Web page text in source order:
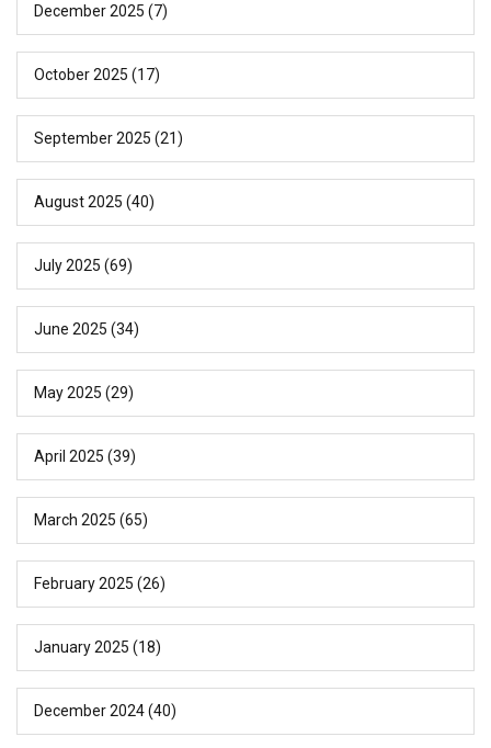
December 2025 (7)
October 2025 (17)
September 2025 (21)
August 2025 (40)
July 2025 (69)
June 2025 (34)
May 2025 (29)
April 2025 (39)
March 2025 (65)
February 2025 (26)
January 2025 (18)
December 2024(40)